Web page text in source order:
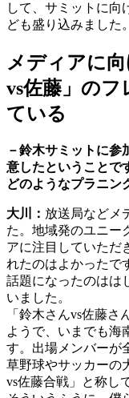
して、サミットに向
ども盛り込みました。
メディアに
vs佐藤」の
ている
－鈴木サミットに参
意したということで
どのようなプラニン
大川： 放送局などメ
た。地域発のユニー
アに注目していただ
れたのはよかったで
話題になったのはは
いました。
「鈴木さんvs佐藤
ようで、いまでも海
す。出場メンバーが
草野球やサッカーの
vs佐藤合戦」と称し